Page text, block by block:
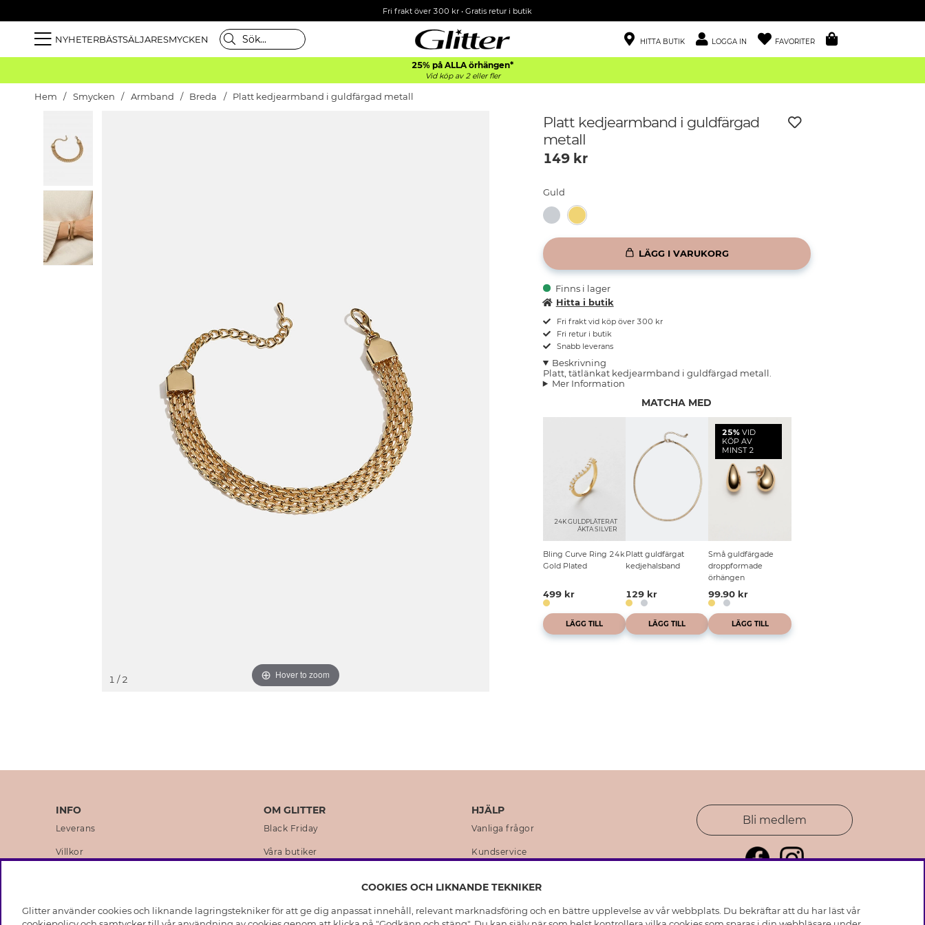
Fri frakt över 300 kr• Gratis retur i butik
NYHETERBÄSTSÄLJARESMYCKEN HITTA BUTIK LOGGA IN FAVORITER
25% på ALLA örhängen*
Vid köp av 2 eller fler
Hem Smycken Armband Breda Platt kedjearmband i guldfärgad metall
Hover to zoom
1 / 2
Platt kedjearmband i guldfärgad
metall
149kr
Guld
LÄGG I VARUKORG
Finns i lager
Hitta i butik
Fri frakt vid köp över 300 kr
Fri retur i butik
Snabb leverans
Beskrivning
Platt, tätlänkat kedjearmband i guldfärgad metall.
Mer Information
MATCHA MED
24K GULDPLÄTERAT
ÄKTA SILVER
Bling Curve Ring 24k
Gold Plated
499 kr
LÄGG TILL
Platt guldfärgat
kedjehalsband
129 kr
LÄGG TILL
25% VID
KÖP AV
MINST 2
Små guldfärgade
droppformade
örhängen
99.90 kr
LÄGG TILL
INFO
Leverans
Villkor
Medlemsvillkor
OM GLITTER
Black Friday
Våra butiker
Hållbarhet
HJÄLP
Vanliga frågor
Kundservice
Skötselråd skinnhandskar
Bli medlem
COOKIES OCH LIKNANDE TEKNIKER
Glitter använder cookies och liknande lagringstekniker för att ge dig anpassat innehåll, relevant marknadsföring och en bättre upplevelse av vår webbplats. Du bekräftar att du har läst vår